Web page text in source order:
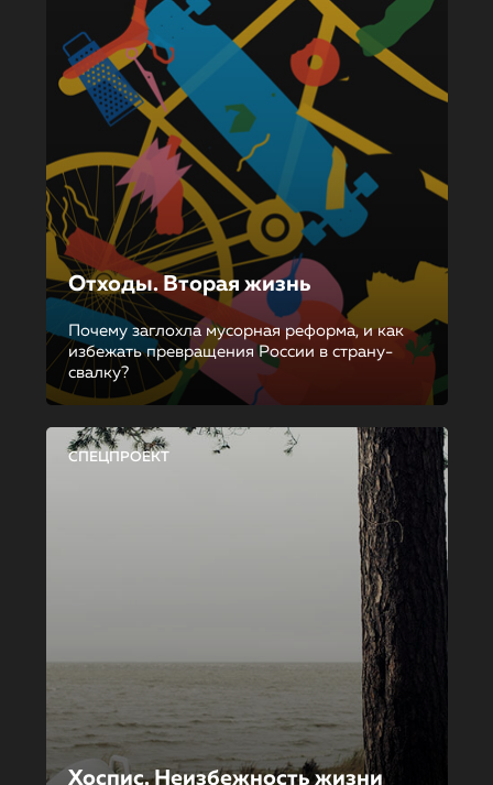
Отходы. Вторая жизнь
Почему заглохла мусорная реформа, и как
избежать превращения России в страну-
свалку?
СПЕЦПРОЕКТ
Хоспис. Неизбежность жизни